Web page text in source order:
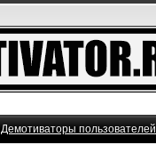
Демотиваторы